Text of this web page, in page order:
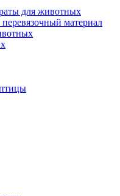
для животных
материал